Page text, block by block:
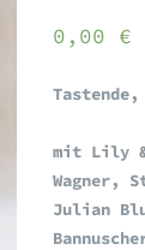
0,00 €
mit Lily &
Wagner,
Julian